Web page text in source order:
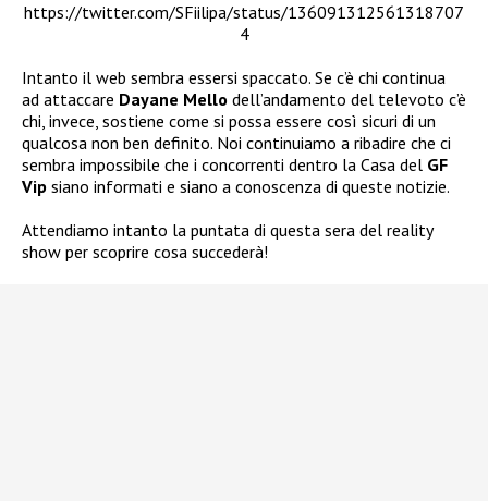
https://twitter.com/SFiilipa/status/136091312561318707
4
Intanto il web sembra essersi spaccato. Se c’è chi continua
ad attaccare Dayane Mello dell’andamento del televoto c’è
chi, invece, sostiene come si possa essere così sicuri di un
qualcosa non ben definito. Noi continuiamo a ribadire che ci
sembra impossibile che i concorrenti dentro la Casa del GF
Vip siano informati e siano a conoscenza di queste notizie.
Attendiamo intanto la puntata di questa sera del reality
show per scoprire cosa succederà!